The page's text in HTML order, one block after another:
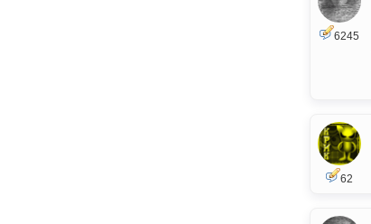
6245
62